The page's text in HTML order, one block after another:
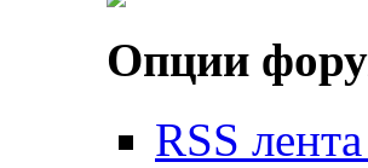
Опции
RSS